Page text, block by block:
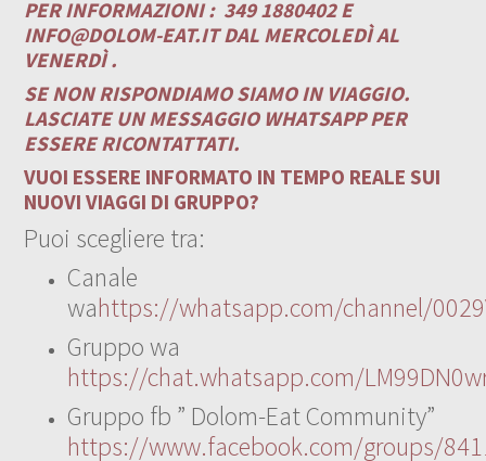
PER INFORMAZIONI : 349 1880402 E
INFO@DOLOM-EAT.ITDAL MERCOLEDÌ AL
VENERDÌ .
SE NON RISPONDIAMO SIAMO IN VIAGGIO.
LASCIATE UN MESSAGGIO WHATSAPP PER
ESSERE RICONTATTATI.
VUOI ESSERE INFORMATO IN TEMPO REALE SUI
NUOVI VIAGGI DI GRUPPO?
Puoi scegliere tra:
Canale
wahttps://whatsapp.com/channel/
Gruppo wa
https://chat.whatsapp.com/
Gruppo fb ” Dolom-Eat Community”
https://www.facebook.com/groups/